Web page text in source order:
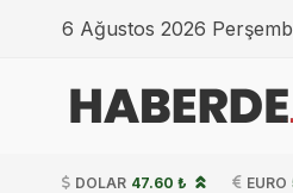
6 Ağustos 2026
DOLAR 47.60 ₺ EURO